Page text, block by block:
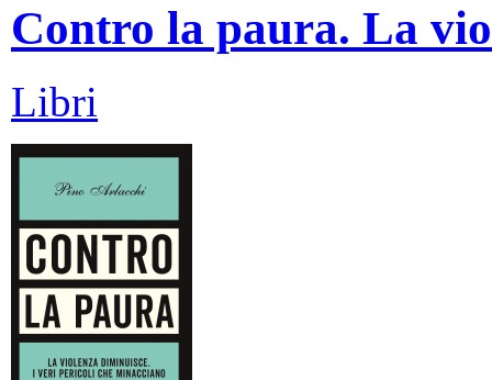
Contro la paura. La
Libri